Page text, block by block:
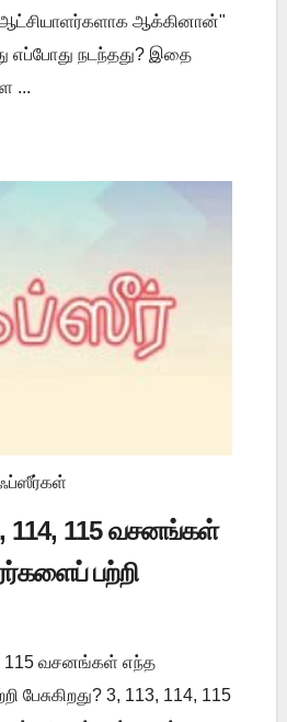
ஆக்கினான்"
எப்போது நடந்தது? இதை
...
114, 115 வசனங்கள்
பற்றி
115 வசனங்கள் எந்த
பேசுகிறது? 3, 113, 114, 115